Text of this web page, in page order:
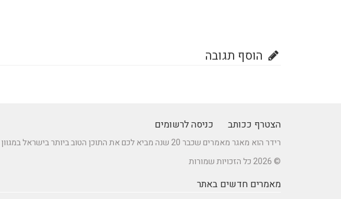
הוסף תגובה
הצטרף ככותב כניסה לרשומים
רידר הוא מאגר מאמרים שכבר 20 שנה מביא לכם את התוכן הטוב ביותר בישראל במגוון תחומים.
© 2026 כל הזכויות שמורות
מאמרים חדשים באתר